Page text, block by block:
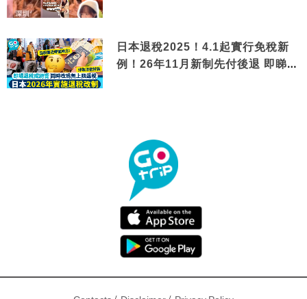
日本退稅2025！4.1起實行免稅新
例！26年11月新制先付後退 即睇步